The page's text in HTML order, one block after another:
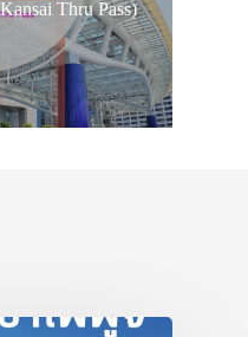
Thru Pass)